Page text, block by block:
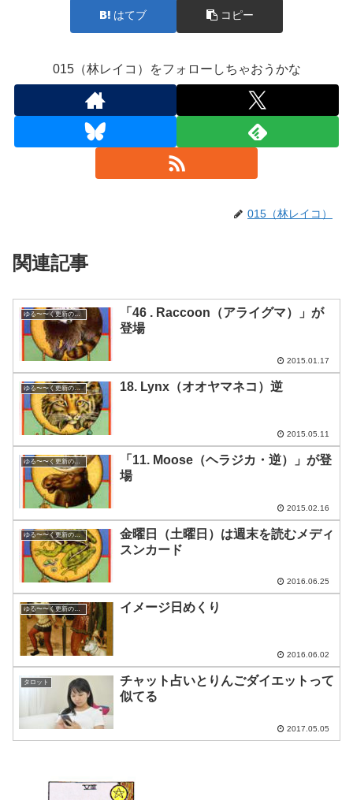
はてブ コピー
015（林レイコ）をフォローしちゃおうかな
015（林レイコ）
関連記事
ゆる〜〜く更新の日めくり
「46 . Raccoon（アライグマ）」が
登場
2015.01.17
ゆる〜〜く更新の日めくり 18. Lynx（オオヤマネコ）逆
2015.05.11
ゆる〜〜く更新の日めくり
「11. Moose（ヘラジカ・逆）」が登
場
2015.02.16
ゆる〜〜く更新の日めくり
金曜日（土曜日）は週末を読むメディ
スンカード
2016.06.25
ゆる〜〜く更新の日めくり イメージ日めくり
2016.06.02
タロット
チャット占いとりんごダイエットって
似てる
2017.05.05